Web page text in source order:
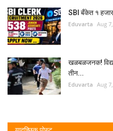
SBI बँकेत १ हजार
Eduvarta Aug
खळबळजनक!
तीन...
Eduvarta Aug